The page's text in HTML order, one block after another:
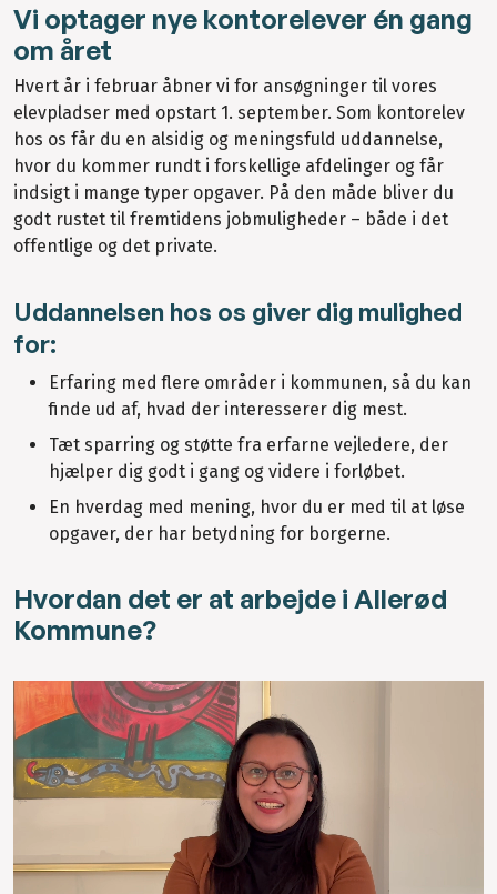
Vi optager nye kontorelever én gang
om året
Hvert år i februar åbner vi for ansøgninger til vores
elevpladser med opstart 1. september. Som kontorelev
hos os får du en alsidig og meningsfuld uddannelse,
hvor du kommer rundt i forskellige afdelinger og får
indsigt i mange typer opgaver. På den måde bliver du
godt rustet til fremtidens jobmuligheder – både i det
offentlige og det private.
Uddannelsen hos os giver dig mulighed
for:
Erfaring med flere områder i kommunen, så du kan
finde ud af, hvad der interesserer dig mest.
Tæt sparring og støtte fra erfarne vejledere, der
hjælper dig godt i gang og videre i forløbet.
En hverdag med mening, hvor du er med til at løse
opgaver, der har betydning for borgerne.
Hvordan det er at arbejde i Allerød
Kommune?